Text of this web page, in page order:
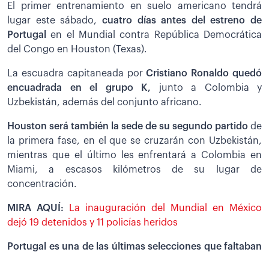
El primer entrenamiento en suelo americano
tendrá
lugar este sábado, cuatro días antes del estreno de
Portugal
en el Mundial contra República Democrática
del Congo en Houston (Texas).
La escuadra capitaneada porCristiano Ronaldo quedó
encuadrada en el grupo K, junto a Colombia y
Uzbekistán, además del conjunto africano.
Houston será también la sede de su segundo partido de
la primera fase, en el que se cruzarán con Uzbekistán,
mientras que el último les enfrentará a Colombia en
Miami, a escasos kilómetros de su lugar de
concentración.
MIRA AQUÍ:
La inauguración del Mundial en México
dejó 19 detenidos y 11 policías heridos
Portugal
es una de las últimas selecciones que faltaban